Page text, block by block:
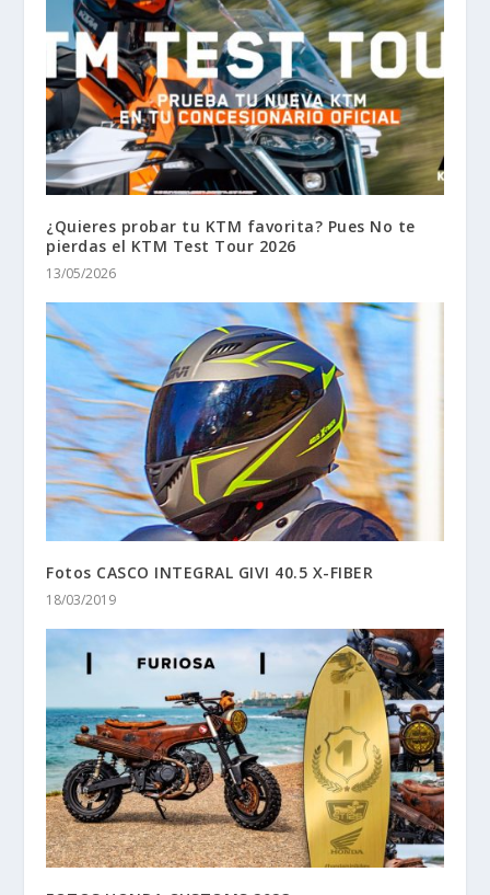
¿Quieres probar tu KTM favorita? Pues No te
pierdas el KTM Test Tour 2026
13/05/2026
Fotos CASCO INTEGRAL GIVI 40.5 X-FIBER
18/03/2019